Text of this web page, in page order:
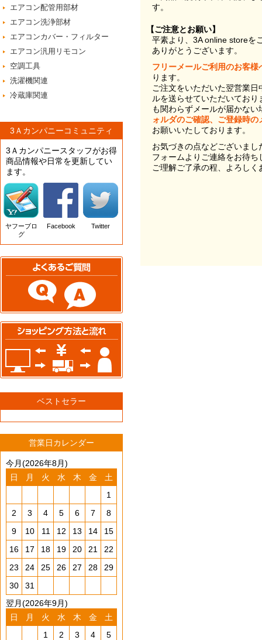
エアコン配管用部材
エアコン洗浄部材
エアコンカバー・フィルター
エアコン汎用リモコン
空調工具
洗濯機関連
冷蔵庫関連
3Ａカンパニーコミュニティ
3Ａカンパニースタッフがお得
商品情報や日常を更新してい
ます。
ヤフーブロ
グ
Facebook Twitter
ベストセラー
営業日カレンダー
今月(2026年8月)
日
月 火 水 木 金
土
1
2
3 4 5 6 7
8
9
10 11 12 13 14
15
16
17 18 19 20 21
22
23
24 25 26 27 28
29
30
31
翌月(2026年9月)
日
月 火 水 木 金
土
1
2 3 4
5
す。
【ご注意とお願い】
平素より、3A online storeを
ありがとうございます。
フリーメールご利用のお客様
ります。
ご注文をいただいた翌営業
ルを送らせていただいてお
も関わらずメールが届かない
ォルダのご確認、ご登録時
お願いいたしております。
お気づきの点などございま
フォームよりご連絡をお待ち
ご理解ご了承の程、よろし